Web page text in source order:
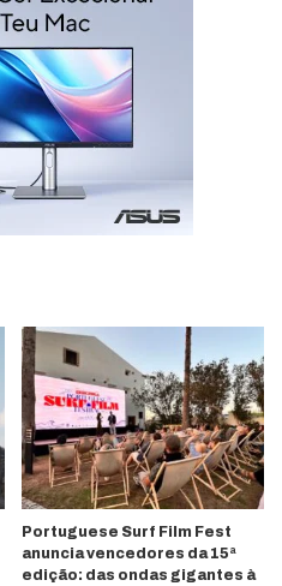
Portuguese Surf Film Fest
anuncia vencedores da 15ª
edição: das ondas gigantes à